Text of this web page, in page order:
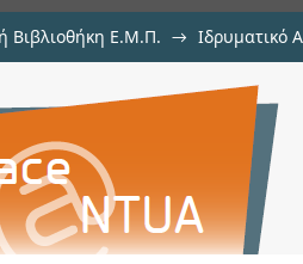
Βιβλιοθήκη Ε.Μ.Π. → Ιδρυματικό
μαθηματικής